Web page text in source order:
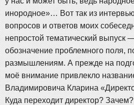
инородное»… Вот так из
вопросов и ответов моих
непростой тематический выпуск
обозначение проблемного поля,
размышлениям. А прежде на
моё внимание привлекло
Владимировича Кларина
Куда переходит директор?